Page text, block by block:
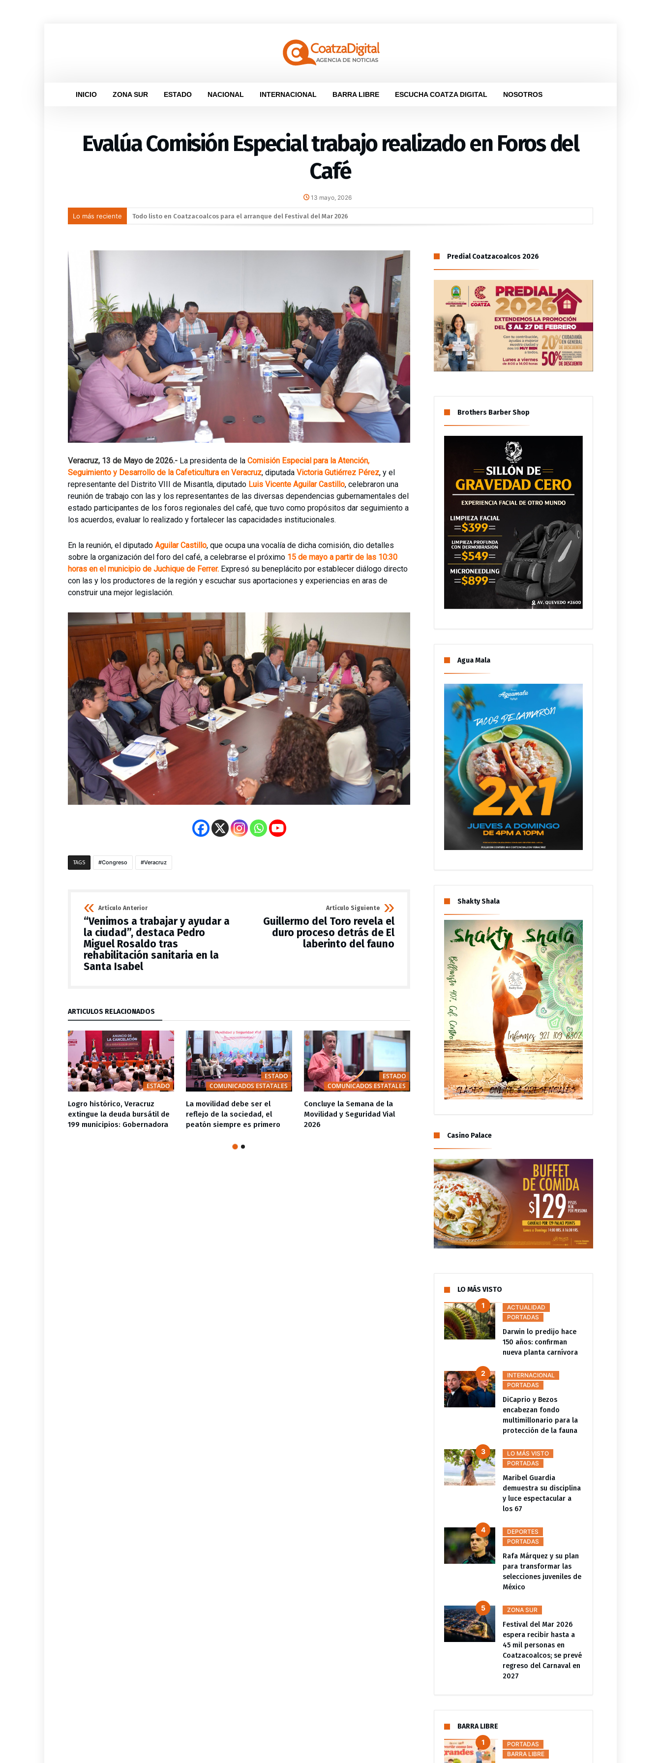
INICIO ZONA SUR ESTADO NACIONAL INTERNACIONAL BARRA LIBRE ESCUCHA COATZA DIGITAL NOSOTROS
Evalúa Comisión Especial trabajo realizado en Foros del
Café
13 mayo, 2026
Lo más reciente Llama Gobierno Municipal a la sana convivencia: continuarán operativos “Cero Alcohol” en vía pública
Impulsa Gobierno de Coatzacoalcos economía local con espacios gratuitos para el Festival del Mar
Posible impacto lunar de basura espacial reabre debate sobre los desechos en el espacio
Veracruz, 13 de Mayo de 2026.- La presidenta de la Comisión Especial para la Atención,
Seguimiento y Desarrollo de la Cafeticultura en Veracruz, diputada Victoria Gutiérrez Pérez, y el
representante del Distrito VIII de Misantla, diputado Luis Vicente Aguilar Castillo, celebraron una
reunión de trabajo con las y los representantes de las diversas dependencias gubernamentales del
estado participantes de los foros regionales del café, que tuvo como propósitos dar seguimiento a
los acuerdos, evaluar lo realizado y fortalecer las capacidades institucionales.
En la reunión, el diputado Aguilar Castillo, que ocupa una vocalía de dicha comisión, dio detalles
sobre la organización del foro del café, a celebrarse el próximo 15 de mayo a partir de las 10:30
horas en el municipio de Juchique de Ferrer. Expresó su beneplácito por establecer diálogo directo
con las y los productores de la región y escuchar sus aportaciones y experiencias en aras de
construir una mejor legislación.
TAGS Congreso Veracruz
Artículo Anterior
“Venimos a trabajar y ayudar a
la ciudad”, destaca Pedro
Miguel Rosaldo tras
rehabilitación sanitaria en la
Santa Isabel
Artículo Siguiente
Guillermo del Toro revela el
duro proceso detrás de El
laberinto del fauno
ARTÍCULOS RELACIONADOS
ESTADO
Logro histórico, Veracruz
extingue la deuda bursátil de
199 municipios: Gobernadora
ESTADO
COMUNICADOS ESTATALES
La movilidad debe ser el
reflejo de la sociedad, el
peatón siempre es primero
ESTADO
COMUNICADOS ESTATALES
Concluye la Semana de la
Movilidad y Seguridad Vial
2026
ESTADO
COMUNICADOS ESTATALES
estrategia de saneamiento
COMUNICADOS ESTATALES
reforma que reclasifica el
Predial Coatzacoalcos 2026
Brothers Barber Shop
Agua Mala
Shakty Shala
Casino Palace
LO MÁS VISTO
ACTUALIDAD
PORTADAS
Darwin lo predijo hace
150 años: confirman
nueva planta carnívora
INTERNACIONAL
PORTADAS
DiCaprio y Bezos
encabezan fondo
multimillonario para la
protección de la fauna
LO MÁS VISTO
PORTADAS
Maribel Guardia
demuestra su disciplina
y luce espectacular a
los 67
DEPORTES
PORTADAS
Rafa Márquez y su plan
para transformar las
selecciones juveniles de
México
ZONA SUR
Festival del Mar 2026
espera recibir hasta a
45 mil personas en
Coatzacoalcos; se prevé
regreso del Carnaval en
2027
BARRA LIBRE
PORTADAS
BARRA LIBRE